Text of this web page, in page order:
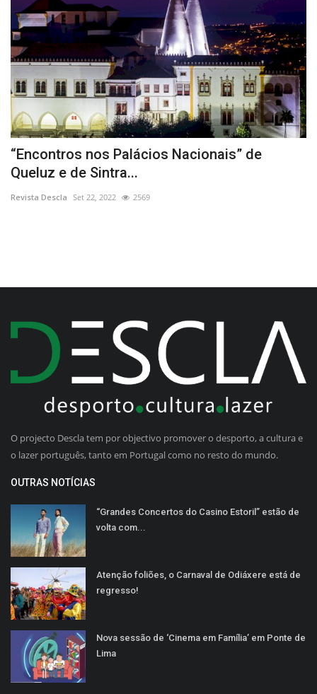
“Encontros nos Palácios Nacionais” de
Queluz e de Sintra...
Revista Descla Set 22, 2022 2569
O projecto Descla tem por objectivo promover o desporto, a cultura e
o lazer português, tanto em Portugal como no resto do mundo.
OUTRAS NOTÍCIAS
“Grandes Concertos do Casino Estoril” estão de
volta com...
Atenção foliões, o Carnaval de Odiáxere está de
regresso!
Nova sessão de ‘Cinema em Família’ em Ponte de
Lima